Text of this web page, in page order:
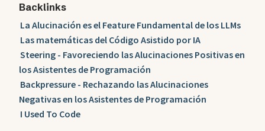
Backlinks
La Alucinación es el Feature Fundamental de los LLMs
Las matemáticas del Código Asistido por IA
Steering - Favoreciendo las Alucinaciones Positivas en
los Asistentes de Programación
Backpressure - Rechazando las Alucinaciones
Negativas en los Asistentes de Programación
I Used To Code